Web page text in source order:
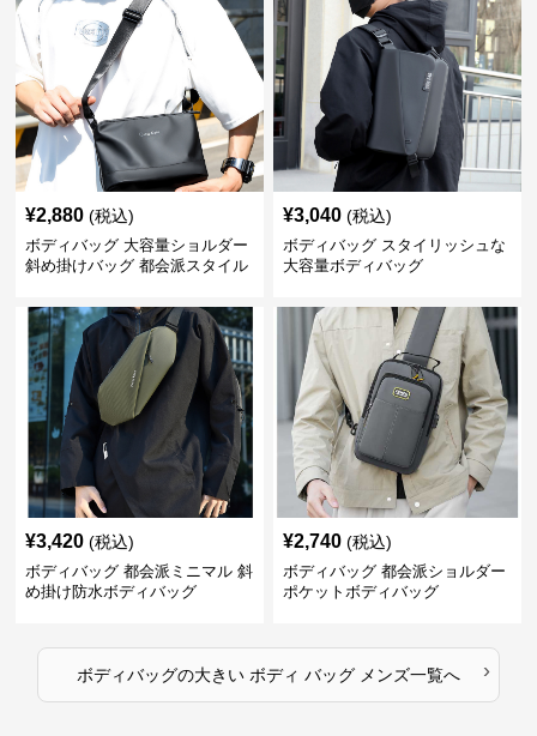
¥2,880 (税込)
ボディバッグ 大容量ショルダー
斜め掛けバッグ 都会派スタイル
¥3,040 (税込)
ボディバッグ スタイリッシュな
大容量ボディバッグ
¥3,420 (税込)
ボディバッグ 都会派ミニマル 斜
め掛け防水ボディバッグ
¥2,740 (税込)
ボディバッグ 都会派ショルダー
ポケットボディバッグ
ボディバッグの大きい ボディ バッグ メンズ一覧へ ›